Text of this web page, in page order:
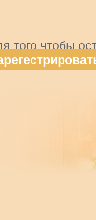
того чтобы